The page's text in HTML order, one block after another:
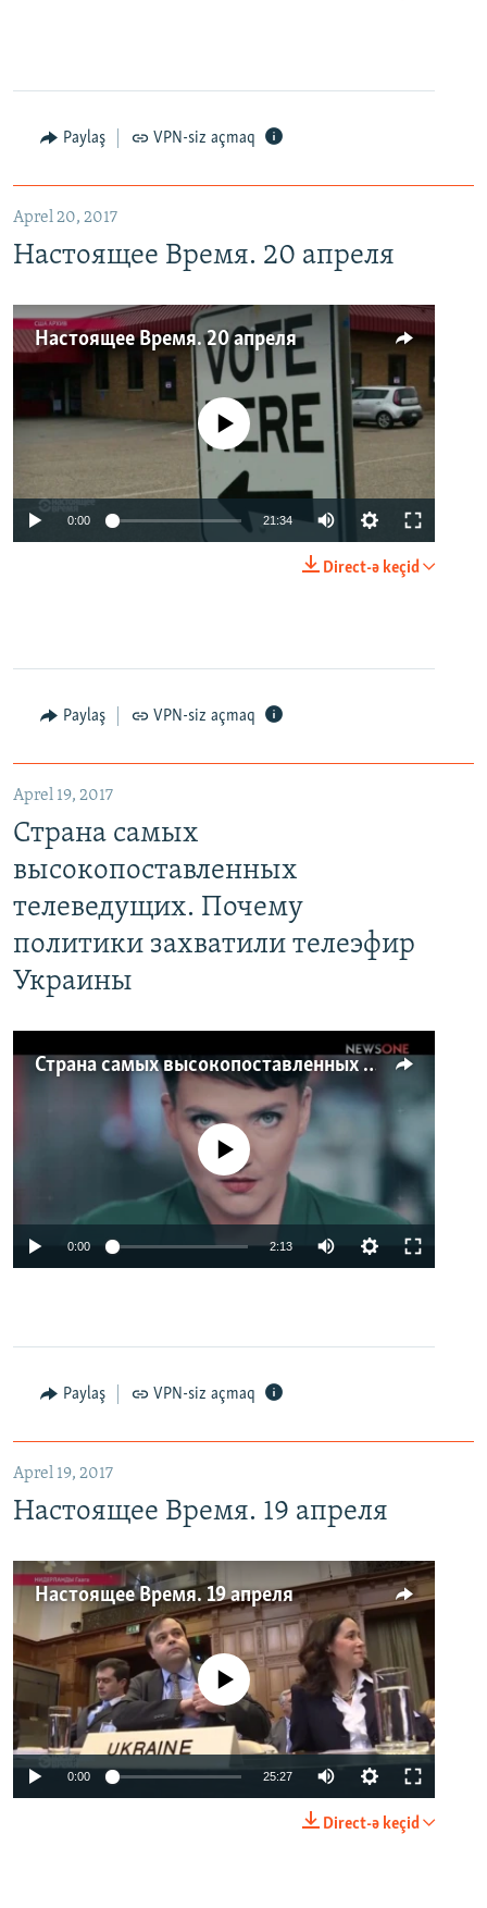
Paylaş VPN-siz açmaq
Aprel 20, 2017
Настоящее Время. 20 апреля
Настоящее Время. 20 апреля
No media source currently available
0:00 21:34
Direct-ə keçid
Paylaş VPN-siz açmaq
Aprel 19, 2017
Страна самых
высокопоставленных
телеведущих. Почему
политики захватили телеэфир
Украины
Страна самых высокопоставленных телеведущих. Почему политики захватили телеэфир Украины
No media source currently available
0:00 2:13
Paylaş VPN-siz açmaq
Aprel 19, 2017
Настоящее Время. 19 апреля
Настоящее Время. 19 апреля
No media source currently available
0:00 25:27
Direct-ə keçid